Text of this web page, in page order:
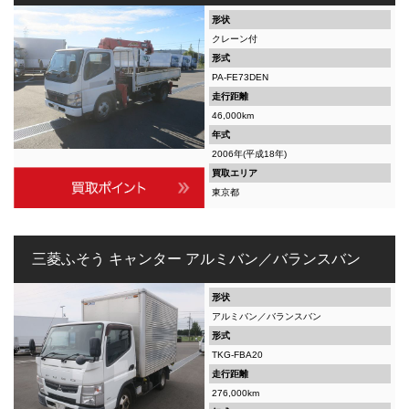
形状
クレーン付
形式
PA-FE73DEN
走行距離
46,000km
年式
2006年(平成18年)
買取エリア
東京都
三菱ふそう キャンター アルミバン／バランスバン
形状
アルミバン／バランスバン
形式
TKG-FBA20
走行距離
276,000km